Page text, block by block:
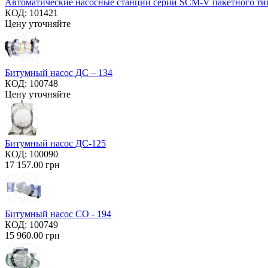
КОД: 101421
Цену уточняйте
Битумный насос ДС – 134
КОД: 100748
Цену уточняйте
Битумный насос ДС-125
КОД: 100090
17 157.00 грн
Битумный насос СО - 194
КОД: 100749
15 960.00 грн